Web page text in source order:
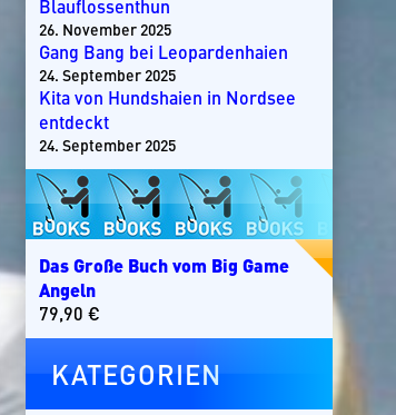
Blauflossenthun
26. November 2025
Gang Bang bei Leopardenhaien
24. September 2025
Kita von Hundshaien in Nordsee
entdeckt
24. September 2025
Das Große Buch vom Big Game
Angeln
79,90 €
KATEGORIEN